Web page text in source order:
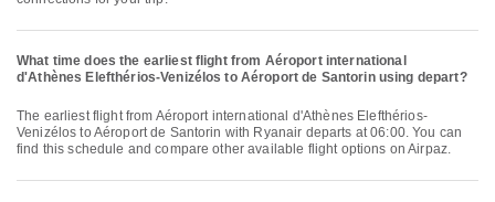
What time does the earliest flight from Aéroport international
d'Athènes Elefthérios-Venizélos to Aéroport de Santorin using depart?
The earliest flight from Aéroport international d'Athènes Elefthérios-
Venizélos to Aéroport de Santorin with Ryanair departs at 06:00. You can
find this schedule and compare other available flight options on Airpaz.